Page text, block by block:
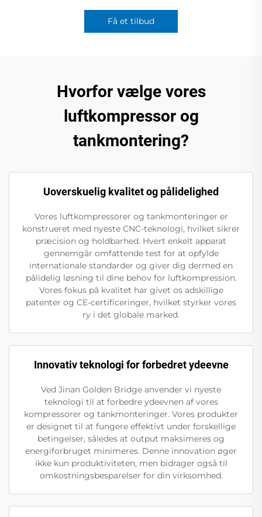
Få et tilbud
Hvorfor vælge vores
luftkompressor og
tankmontering?
Uoverskuelig kvalitet og pålidelighed
Vores luftkompressorer og tankmonteringer er
konstrueret med nyeste CNC-teknologi, hvilket sikrer
præcision og holdbarhed. Hvert enkelt apparat
gennemgår omfattende test for at opfylde
internationale standarder og giver dig dermed en
pålidelig løsning til dine behov for luftkompression.
Vores fokus på kvalitet har givet os adskillige
patenter og CE-certificeringer, hvilket styrker vores
ry i det globale marked.
Innovativ teknologi for forbedret ydeevne
Ved Jinan Golden Bridge anvender vi nyeste
teknologi til at forbedre ydeevnen af vores
kompressorer og tankmonteringer. Vores produkter
er designet til at fungere effektivt under forskellige
betingelser, således at output maksimeres og
energiforbruget minimeres. Denne innovation øger
ikke kun produktiviteten, men bidrager også til
omkostningsbesparelser for din virksomhed.